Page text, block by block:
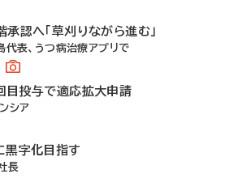
認へ「草刈りながら進む」
代表、うつ病治療アプリで
目投与で適応拡大申請
シア
字化目指す
長